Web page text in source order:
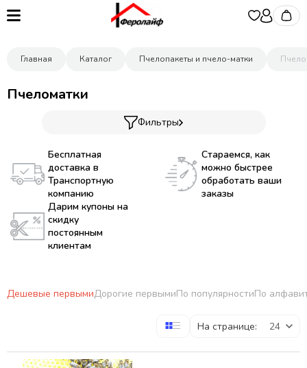
Главная Каталог Пчелопакеты и пчело-матки
Пчеломатки
Фильтры
Бесплатная
доставка в
Транспортную
компанию
Стараемся, как
можно быстрее
обработать ваши
заказы
Дарим купоны на
скидку
постоянным
клиентам
Дешевые первымиДорогие первымиПо популярностиПо
На странице: